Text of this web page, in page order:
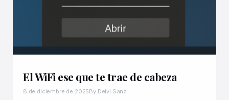
El WiFi ese que te trae de cabeza
8 de diciembre de 2025By Deivi Sanz